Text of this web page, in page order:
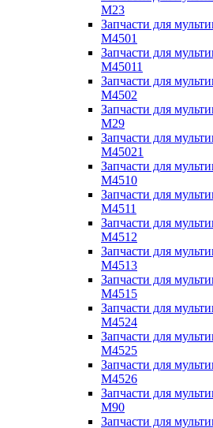
M23
Запчасти для
M4501
Запчасти для
M45011
Запчасти для
M4502
Запчасти для
M29
Запчасти для
M45021
Запчасти для
M4510
Запчасти для
M4511
Запчасти для
M4512
Запчасти для
M4513
Запчасти для
M4515
Запчасти для
M4524
Запчасти для
M4525
Запчасти для
M4526
Запчасти для
M90
Запчасти для